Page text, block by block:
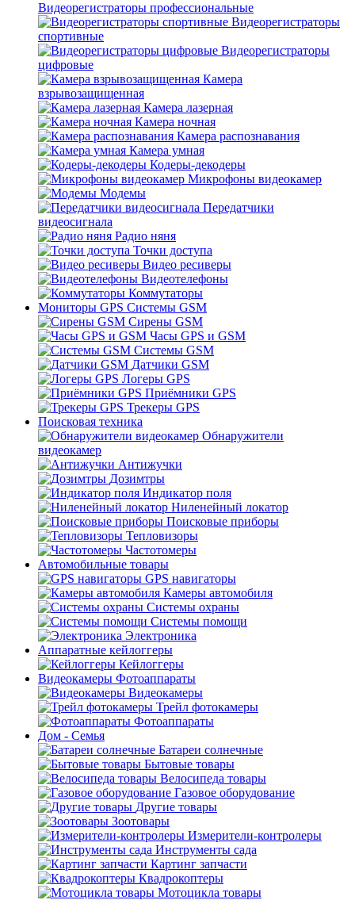
Видеорегистраторы профессиональные
Видеорегистраторы
спортивные
Видеорегистраторы
цифровые
Камера
взрывозащищенная
Камера лазерная
Камера ночная
Камера распознавания
Камера умная
Кодеры-декодеры
Микрофоны видеокамер
Модемы
Передатчики
видеосигнала
Радио няня
Точки доступа
Видео ресиверы
Видеотелефоны
Коммутаторы
Мониторы GPS Системы GSM
Сирены GSM
Часы GPS и GSM
Системы GSM
Датчики GSM
Логеры GPS
Приёмники GPS
Трекеры GPS
Поисковая техника
Обнаружители
видеокамер
Антижучки
Дозимтры
Индикатор поля
Ниленейный локатор
Поисковые приборы
Тепловизоры
Частотомеры
Автомобильные товары
GPS навигаторы
Камеры автомобиля
Системы охраны
Системы помощи
Электроника
Аппаратные кейлоггеры
Кейлоггеры
Видеокамеры Фотоаппараты
Видеокамеры
Трейл фотокамеры
Фотоаппараты
Дом - Семья
Батареи солнечные
Бытовые товары
Велосипеда товары
Газовое оборудование
Другие товары
Зоотовары
Измерители-контролеры
Инструменты сада
Картинг запчасти
Квадрокоптеры
Мотоцикла товары